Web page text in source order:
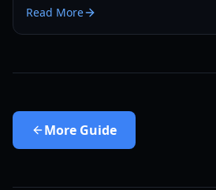
premierę w 2026 roku.
Read More
More Guide